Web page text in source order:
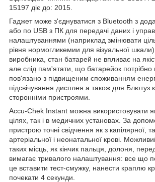
15197 діє до: 2015.
Гаджет може з'єднуватися з Bluetooth з
або по USB з ПК для передачі даних і
налаштуваннями (наприклад змінювати
рівня нормогликемии для візуальної
виробника, стан батарей не впливає на
але слід пам'ятати, що батарейок потрібно
пов'язано з підвищеним споживанням
підсвічування дисплея а також для Блютуз
сторонніми пристроями.
Accu-Chek Instant можна використовувати
цілях, так і в медичних установах. За
пристрою точні свідчення як з капілярної,
артеріальної і неонатальної крові.
таких місць, як кінчик пальця, долоня,
вимагає тривалого налаштування: все що
це вставити тест-смужку, нанести краплю
почекати 4 секунди.